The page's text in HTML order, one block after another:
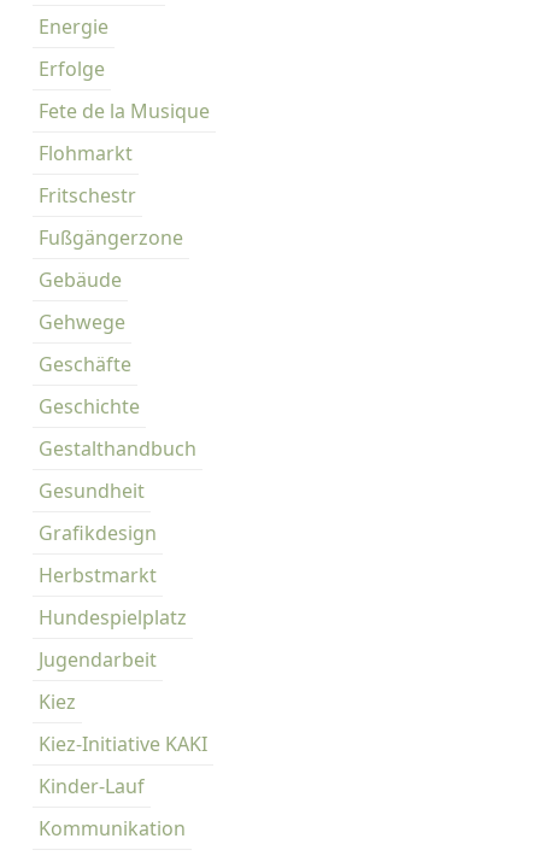
Energie
Erfolge
Fete de la Musique
Flohmarkt
Fritschestr
Fußgängerzone
Gebäude
Gehwege
Geschäfte
Geschichte
Gestalthandbuch
Gesundheit
Grafikdesign
Herbstmarkt
Hundespielplatz
Jugendarbeit
Kiez
Kiez-Initiative KAKI
Kinder-Lauf
Kommunikation